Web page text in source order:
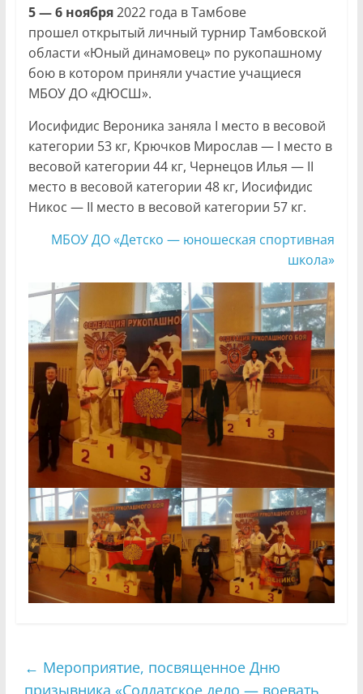
5 — 6 ноября2022 года в Тамбове
прошел открытый личный турнир Тамбовской
области «Юный динамовец» по рукопашному
бою в котором приняли участие учащиеся
МБОУ ДО «ДЮСШ».
Иосифидис Вероника заняла I место в весовой
категории 53 кг, Крючков Мирослав — I место в
весовой категории 44 кг, Чернецов Илья — II
место в весовой категории 48 кг, Иосифидис
Никос — II место в весовой категории 57 кг.
МБОУ ДО «Детско — юношеская спортивная
школа»
← Мероприятие, посвященное Дню
призывника «Солдатское дело — воевать